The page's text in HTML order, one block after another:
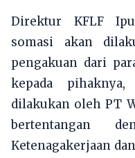
Direktur KFLF
somasi akan
pengakuan dari
kepada
dilakukan oleh PT
bertentangan
Ketenagakerjaan